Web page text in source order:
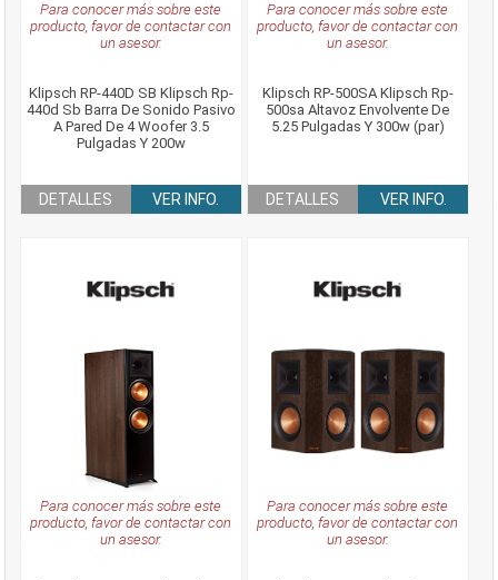
Para conocer más sobre este
producto, favor de contactar con
un asesor.
Klipsch RP-440D SB Klipsch Rp-
440d Sb Barra De Sonido Pasivo
A Pared De 4 Woofer 3.5
Pulgadas Y 200w
DETALLES VER INFO.
Para conocer más sobre este
producto, favor de contactar con
un asesor.
Klipsch RP-500SA Klipsch Rp-
500sa Altavoz Envolvente De
5.25 Pulgadas Y 300w (par)
DETALLES VER INFO.
Para conocer más sobre este
producto, favor de contactar con
un asesor.
Para conocer más sobre este
producto, favor de contactar con
un asesor.